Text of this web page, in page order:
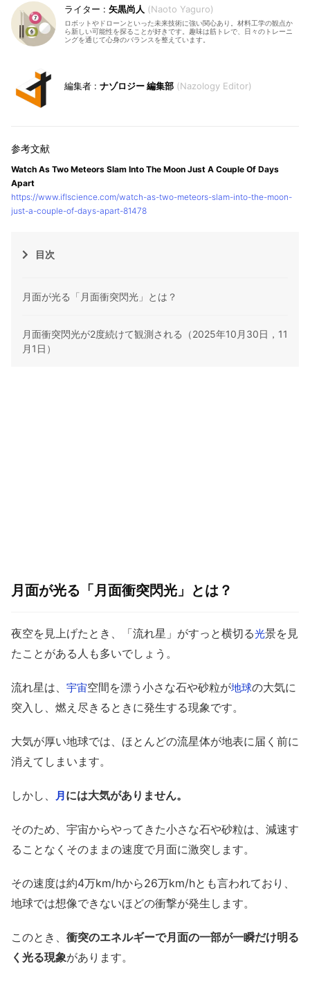
矢黒尚人 Naoto Yaguro
ロボットやドローンといった未来技術に強い関心あり。材料工学の観点か
ら新しい可能性を探ることが好きです。趣味は筋トレで、日々のトレーニ
ングを通じて心身のバランスを整えています。
ナゾロジー 編集部 Nazology Editor
Watch As Two Meteors Slam Into The Moon Just A Couple Of Days
Apart
https://www.iflscience.com/watch-as-two-meteors-slam-into-the-moon-
just-a-couple-of-days-apart-81478
目次
月面が光る「月面衝突閃光」とは？
月面衝突閃光が2度続けて観測される（2025年10月30日，11
月1日）
月面が光る「月面衝突閃光」とは？
夜空を見上げたとき、「流れ星」がすっと横切る光景を見
たことがある人も多いでしょう。
流れ星は、 宇宙空間を漂う小さな石や砂粒が地球の大気に
突入し、燃え尽きるときに発生する現象です。
大気が厚い地球では、ほとんどの流星体が地表に届く前に
消えてしまいます。
しかし、 月 には大気がありません。
そのため、宇宙からやってきた小さな石や砂粒は、減速す
ることなくそのままの速度で月面に激突します。
その速度は約4万km/hから26万km/hとも言われており、
地球では想像できないほどの衝撃が発生します。
このとき、 衝突のエネルギーで月面の一部が一瞬だけ明る
く光る現象があります。